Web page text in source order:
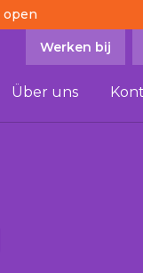
open
Werken bij
Über uns